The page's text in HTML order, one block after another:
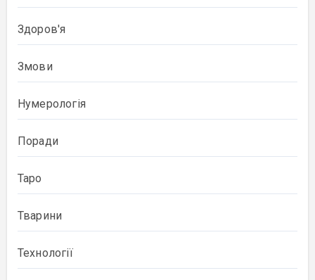
Здоров'я
Змови
Нумерологія
Поради
Таро
Тварини
Технології